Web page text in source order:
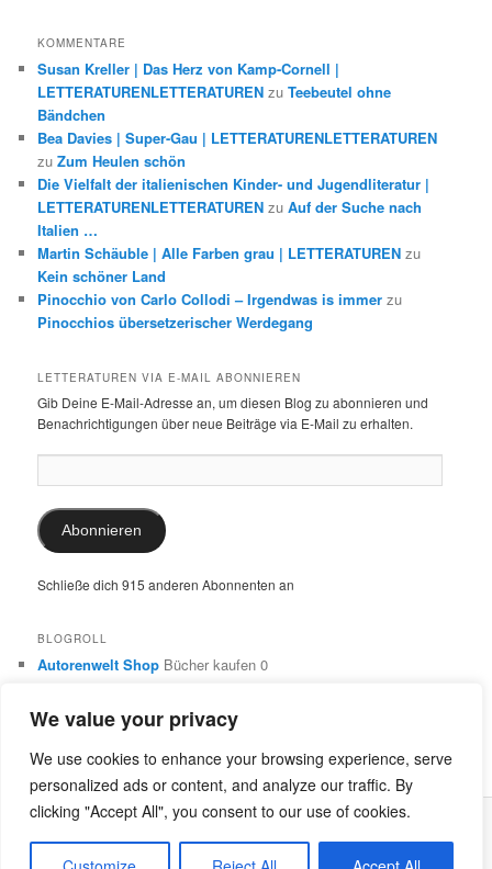
We value your privacy
We use cookies to enhance your browsing experience, serve
personalized ads or content, and analyze our traffic. By
clicking "Accept All", you consent to our use of cookies.
KOMMENTARE
Susan Kreller | Das Herz von Kamp-Cornell |
LETTERATURENLETTERATUREN zuTeebeutel ohne
Bändchen
Bea Davies | Super-Gau | LETTERATURENLETTERATUREN
zuZum Heulen schön
Die Vielfalt der italienischen Kinder- und Jugendliteratur |
LETTERATURENLETTERATUREN zuAuf der Suche nach
Italien …
Martin Schäuble | Alle Farben grau | LETTERATUREN zu
Kein schöner Land
Pinocchio von Carlo Collodi – Irgendwas is immer zu
Pinocchios übersetzerischer Werdegang
LETTERATUREN VIA E-MAIL ABONNIEREN
Gib Deine E-Mail-Adresse an, um diesen Blog zu abonnieren und
Benachrichtigungen über neue Beiträge via E-Mail zu erhalten.
Mail-
Adresse:
Abonnieren
Schließe dich 915 anderen Abonnenten an
BLOGROLL
Autorenwelt Shop Bücher kaufen 0
0
Dr. Ulrike SchimmingÜbersetzungen aus dem Italienischen
und Englischen 0
Stolz präsentiert von WordPress